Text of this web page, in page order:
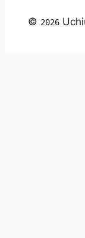
© 2026